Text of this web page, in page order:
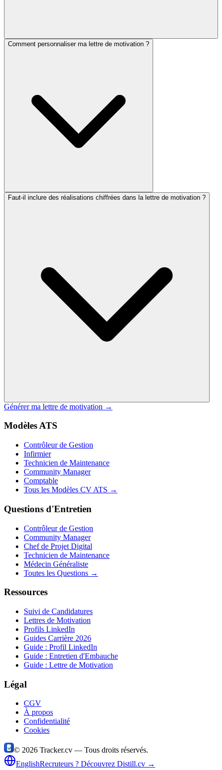
Comment personnaliser ma lettre de motivation ?
Faut-il inclure des réalisations chiffrées dans la lettre de motivation ?
Générer ma lettre de motivation →
Modèles ATS
Contrôleur de Gestion
Infirmier
Technicien de Maintenance
Community Manager
Comptable
Tous les Modèles CV ATS →
Questions d'Entretien
Contrôleur de Gestion
Community Manager
Chef de Projet Digital
Technicien de Maintenance
Médecin Généraliste
Toutes les Questions →
Ressources
Suivi de Candidatures
Lettres de Motivation
Profils LinkedIn
Guides Carrière 2026
Guide : Profil LinkedIn
Guide : Entretien d'Embauche
Guide : Lettre de Motivation
Légal
CGV
À propos
Confidentialité
Cookies
© 2026 Tracker.cv — Tous droits réservés.
EnglishRecruteurs ? Découvrez Distill.cv →